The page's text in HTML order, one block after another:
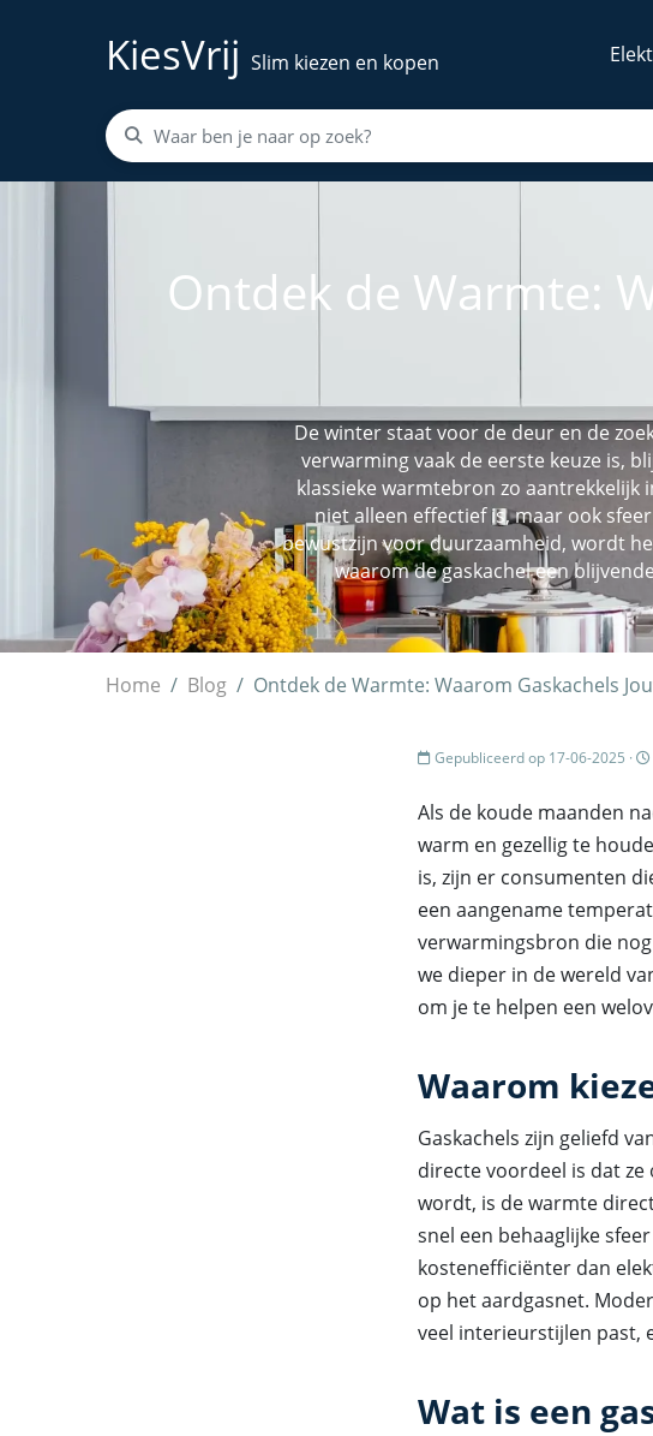
KiesVrij Slim kiezen en kopen
Ontdek de Warmte:
De winter staat voor de deur en de
verwarming vaak de eerste keuze is,
klassieke warmtebron zo
niet alleen effectief is, maar ook
bewustzijn voor duurzaamheid, wordt
waarom de gaskachel een
Home Blog Ontdek de Warmte: Waarom Gaskachels
Gepubliceerd op 17-06-2025 ·
Als de koude maanden
warm en gezellig te
is, zijn er consumenten
een aangename
verwarmingsbron die
we dieper in de wereld
om je te helpen een
Waarom
Gaskachels zijn geliefd
directe voordeel is dat
wordt, is de warmte
snel een behaaglijke
kostenefficiënter dan
op het aardgasnet.
veel interieurstijlen past,
Wat is een